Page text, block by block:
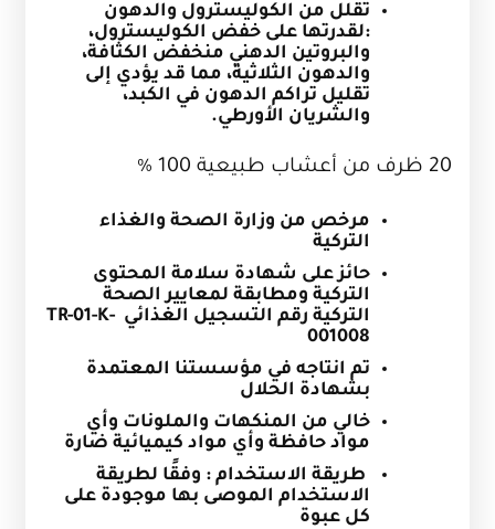
تقلل من الكوليسترول والدهون
:لقدرتها على خفض الكوليسترول،
والبروتين الدهني منخفض الكثافة،
والدهون الثلاثية، مما قد يؤدي إلى
تقليل تراكم الدهون في الكبد،
والشريان الأورطي.
20 ظرف من أعشاب طبيعية 100 %
مرخص من وزارة الصحة والغذاء
التركية
حائز على شهادة سلامة المحتوى
التركية ومطابقة لمعايير الصحة
التركية رقم التسجيل الغذائي TR-01-K-
001008
تم انتاجه في مؤسستنا المعتمدة
بشهادة الحلال
خالي من المنكهات والملونات وأي
مواد حافظة وأي مواد كيميائية ضارة
طريقة الاستخدام : وفقًا لطريقة
الاستخدام الموصى بها موجودة على
كل عبوة